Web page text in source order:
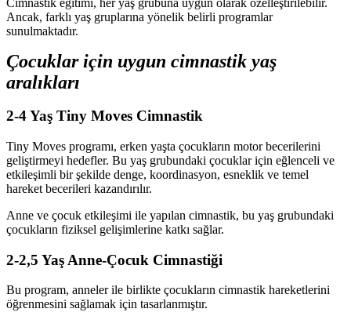
Ancak, farklı yaş gruplarına yönelik belirli programlar
sunulmaktadır.
Çocuklar için uygun cimnastik yaş
aralıkları
2-4 Yaş Tiny Moves Cimnastik
Tiny Moves programı, erken yaşta çocukların motor becerilerini
geliştirmeyi hedefler. Bu yaş grubundaki çocuklar için eğlenceli ve
etkileşimli bir şekilde denge, koordinasyon, esneklik ve temel
hareket becerileri kazandırılır.
Anne ve çocuk etkileşimi ile yapılan cimnastik, bu yaş grubundaki
çocukların fiziksel gelişimlerine katkı sağlar.
2-2,5 Yaş Anne-Çocuk Cimnastiği
Bu program, anneler ile birlikte çocukların cimnastik hareketlerini
öğrenmesini sağlamak için tasarlanmıştır.